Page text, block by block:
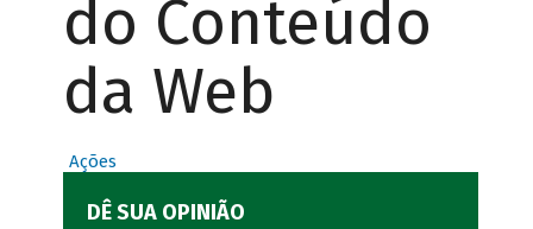
do Conteúdo
da Web
Ações
DÊ SUA OPINIÃO